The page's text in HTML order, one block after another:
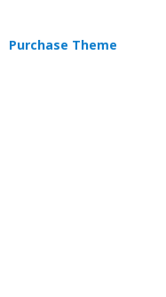
Purchase Theme